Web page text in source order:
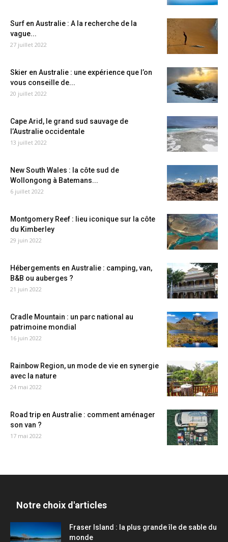
Surf en Australie : A la recherche de la
vague...
27 juillet 2022
Skier en Australie : une expérience que l’on
vous conseille de...
20 juillet 2022
Cape Arid, le grand sud sauvage de
l’Australie occidentale
13 juillet 2022
New South Wales : la côte sud de
Wollongong à Batemans...
6 juillet 2022
Montgomery Reef : lieu iconique sur la côte
du Kimberley
29 juin 2022
Hébergements en Australie : camping, van,
B&B ou auberges ?
21 juin 2022
Cradle Mountain : un parc national au
patrimoine mondial
16 juin 2022
Rainbow Region, un mode de vie en synergie
avec la nature
24 mai 2022
Road trip en Australie : comment aménager
son van ?
17 mai 2022
Notre choix d'articles
Fraser Island : la plus grande île de sable du
monde